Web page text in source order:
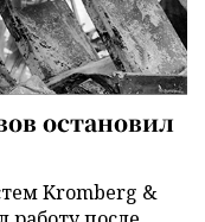
остановил
Kromberg &